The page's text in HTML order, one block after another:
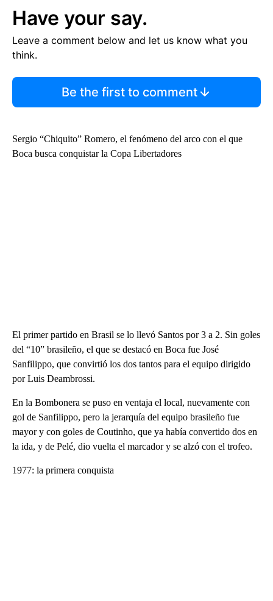
Have your say.
Leave a comment below and let us know what you
think.
Be the first to comment
Sergio “Chiquito” Romero, el fenómeno del arco con el que
Boca busca conquistar la Copa Libertadores
El primer partido en Brasil se lo llevó Santos por 3 a 2. Sin goles
del “10” brasileño, el que se destacó en Boca fue José
Sanfilippo, que convirtió los dos tantos para el equipo dirigido
por Luis Deambrossi.
En la Bombonera se puso en ventaja el local, nuevamente con
gol de Sanfilippo, pero la jerarquía del equipo brasileño fue
mayor y con goles de Coutinho, que ya había convertido dos en
la ida, y de Pelé, dio vuelta el marcador y se alzó con el trofeo.
1977: la primera conquista